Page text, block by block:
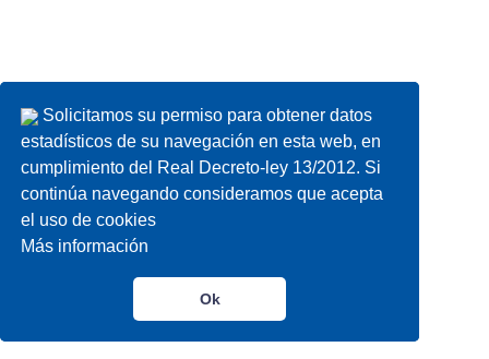
Solicitamos su permiso para obtener datos
estadísticos de su navegación en esta web, en
cumplimiento del Real Decreto-ley 13/2012. Si
continúa navegando consideramos que acepta
el uso de cookies
Más información
Ok
Solicitamos su permiso para obtener datos
estadísticos de su navegación en esta web, en
cumplimiento del Real Decreto-ley 13/2012. Si
continúa navegando consideramos que acepta
el uso de cookies
Más información
Ok